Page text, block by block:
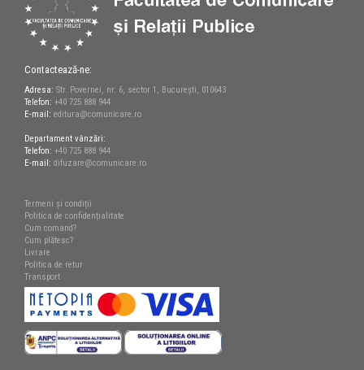
Contactează-ne:
Adresa: Str. Povernei, nr. 6, sector 1, București, 010643
Telefon: +40 725 888 944
E-mail: editura@comunicare.ro
Departament vânzări:
Telefon: +40 725 888 944
E-mail: difuzare@comunicare.ro
Termeni și condiții
Politica de confidențialitate
Cum comand?
Cum plătesc?
Livrare
Politica de retur
Transport